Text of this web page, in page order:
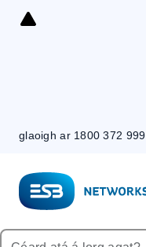
Skip
glaoigh ar 1800 372 999